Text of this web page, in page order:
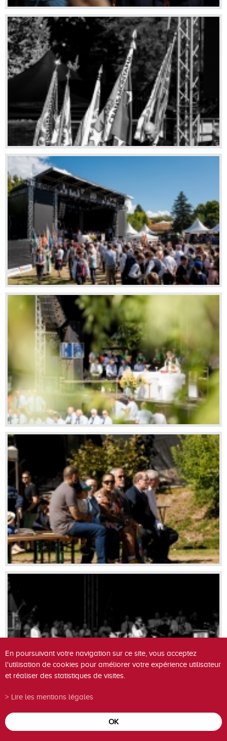
En poursuivant votre navigation sur ce site, vous acceptez
l'utilisation de cookies pour améliorer votre expérience utilisateur
et réaliser des statistiques de visites.
Lire les mentions légales
OK